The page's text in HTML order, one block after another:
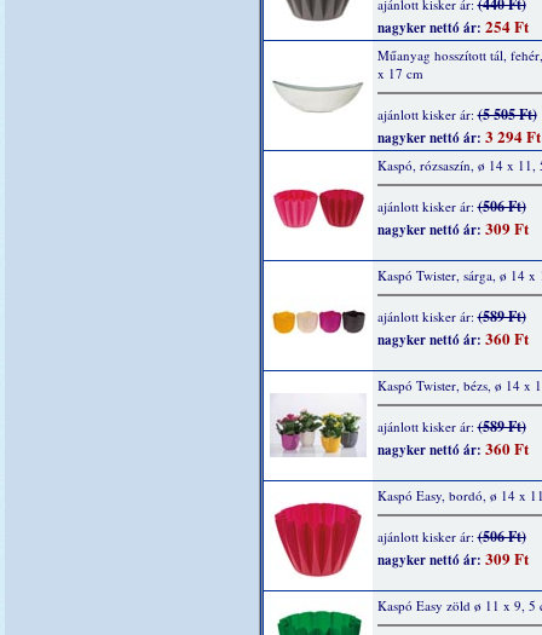
ajánlott kisker ár:(440 Ft)
nagyker nettó ár: 254 Ft
Műanyag hosszított tál,
x 17 cm
ajánlott kisker ár:(5 505 Ft)
nagyker nettó ár: 3 294 Ft
Kaspó, rózsaszín, ø 14 x 11,
ajánlott kisker ár:(506 Ft)
nagyker nettó ár: 309 Ft
Kaspó Twister, sárga, ø 14 x
ajánlott kisker ár:(589 Ft)
nagyker nettó ár: 360 Ft
Kaspó Twister, bézs, ø 14 x
ajánlott kisker ár:(589 Ft)
nagyker nettó ár: 360 Ft
Kaspó Easy, bordó, ø 14 x
ajánlott kisker ár:(506 Ft)
nagyker nettó ár: 309 Ft
Kaspó Easy zöld ø 11 x 9, 5